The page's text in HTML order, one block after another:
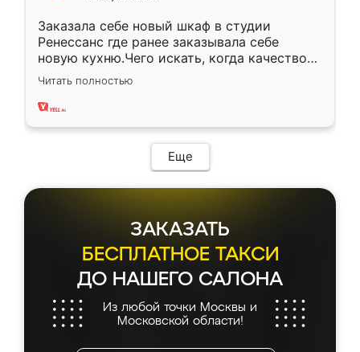
Заказала себе новый шкаф в студии
Ренессанс где ранее заказывала себе
новую кухню.Чего искать, когда качеством
вполне довольна. Служит кухня уже почти
два года, нареканий нет.
Читать полностью
Еще
ЗАКАЗАТЬ
БЕСПЛАТНОЕ ТАКСИ
ДО НАШЕГО САЛОНА
Из любой точки Москвы и
Московской области!